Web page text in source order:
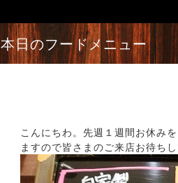
本日のフードメニュー
こんにちわ。先週１週間お休み
ますので皆さまのご来店お待ち